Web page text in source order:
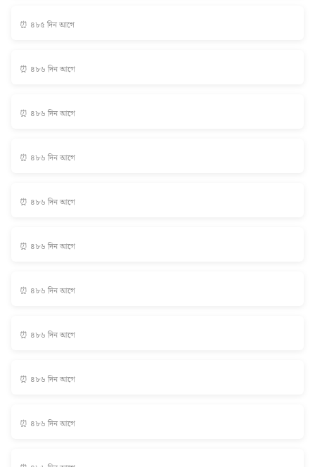
⏰ ৪৮৫ দিন আগে
⏰ ৪৮৬ দিন আগে
⏰ ৪৮৬ দিন আগে
⏰ ৪৮৬ দিন আগে
⏰ ৪৮৬ দিন আগে
⏰ ৪৮৬ দিন আগে
⏰ ৪৮৬ দিন আগে
⏰ ৪৮৬ দিন আগে
⏰ ৪৮৬ দিন আগে
⏰ ৪৮৬ দিন আগে